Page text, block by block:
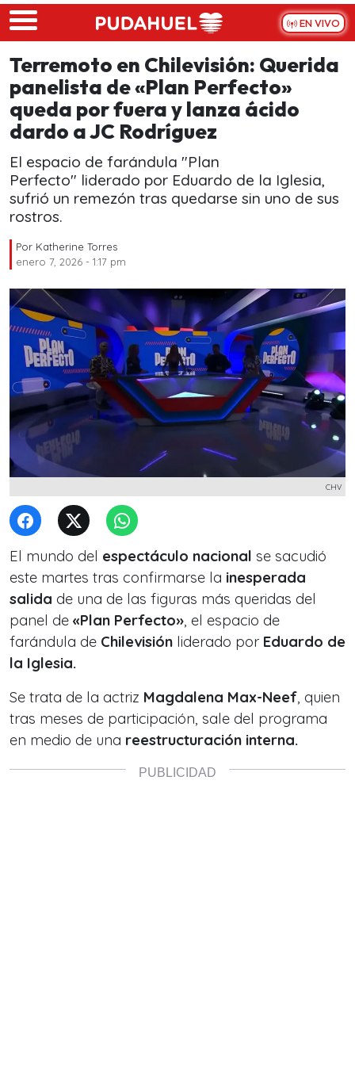
Skip to main content
EN VIVO
Terremoto en Chilevisión: Querida
panelista de «Plan Perfecto»
queda por fuera y lanza ácido
dardo a JC Rodríguez
El espacio de farándula "Plan
Perfecto" liderado por Eduardo de la Iglesia,
sufrió un remezón tras quedarse sin uno de sus
rostros.
Por Katherine Torres
enero 7, 2026 - 1:17 pm
CHV
El mundo del espectáculo nacional se sacudió
este martes tras confirmarse la inesperada
salida de una de las figuras más queridas del
panel de «Plan Perfecto», el espacio de
farándula de Chilevisión liderado por Eduardo de
la Iglesia.
Se trata de la actriz Magdalena Max-Neef, quien
tras meses de participación, sale del programa
en medio de una reestructuración interna.